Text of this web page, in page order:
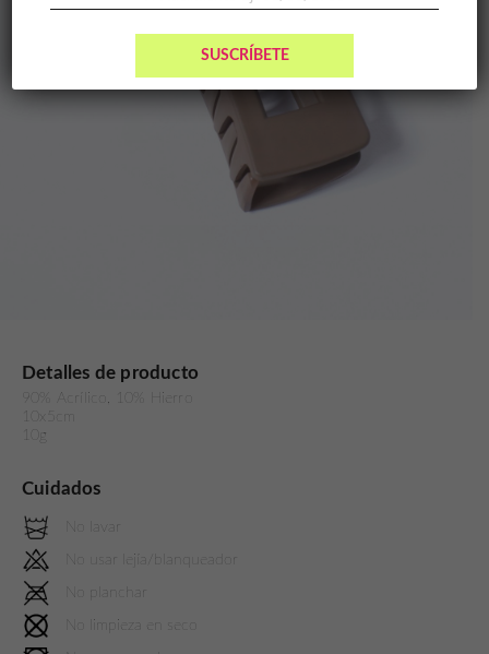
Detalles de producto
90% Acrílico, 10% Hierro
10x5cm
10g
Cuidados
No lavar
No usar lejía/blanqueador
No planchar
No limpieza en seco